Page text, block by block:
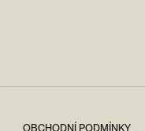
OBCHODNÍ PODMÍNKY